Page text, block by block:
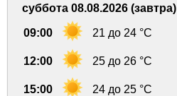
суббота 08.08.2026 (завтра)
09:00 21 до 24 °C
12:00 25 до 26 °C
15:00 24 до 25 °C